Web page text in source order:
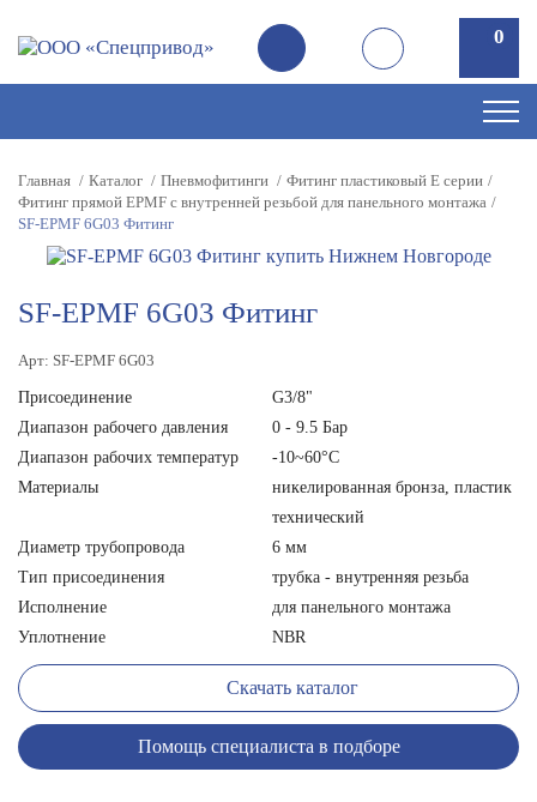
0
0
Главная Каталог Пневмофитинги
Фитинг пластиковый E серии
Фитинг прямой EPMF с внутренней резьбой для панельного монтажа
SF-EPMF 6G03 Фитинг
SF-EPMF 6G03 Фитинг
Арт: SF-EPMF 6G03
Присоединение
G3/8"
Диапазон рабочего давления
0 - 9.5 Бар
Диапазон рабочих температур
-10~60°C
Материалы
никелированная бронза, пластик
технический
Диаметр трубопровода
6 мм
Тип присоединения
трубка - внутренняя резьба
Исполнение
для панельного монтажа
Уплотнение
NBR
Скачать каталог
Помощь специалиста в подборе